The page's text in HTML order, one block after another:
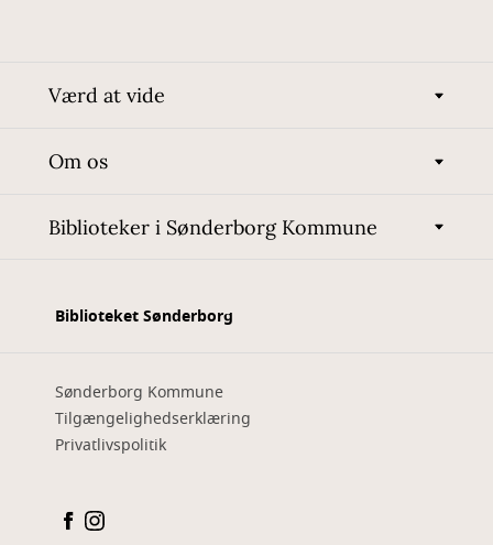
Værd at vide
Om os
Biblioteker i Sønderborg Kommune
Biblioteket Sønderborg
Sønderborg Kommune
Tilgængelighedserklæring
Privatlivspolitik